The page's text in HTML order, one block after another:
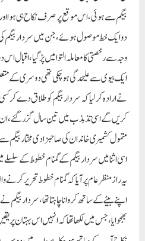
بیگم سے ہوئی ، اس موقع پر صرف نکاح ہی ہوا
دو ایک خط موصول ہوئے ، جن میں سردار بیگم کی
وجہ سے رخصتی کا معاملہ التوا میں پڑ گیا ،
ایک بیوی سے علیحدگی ہو چکی تھی دوسری کے
نے ارادہ کر لیا کہ سردار بیگم کو طلاق دے
کریں گے اسی تذبذب میں تین سال گزر گئے ،
اسی اثنا میں سردار بیگم کے گمنام خطوط کے
یہ راز منظر عام پر آیا کہ گمنام خطوط تحریر کرنے
اپنے بیٹے کے ساتھ کروانا چاہتا تھا ، سردار
بھجوایا ، جس میں لکھا تھا کہ انہیں اس بہتان